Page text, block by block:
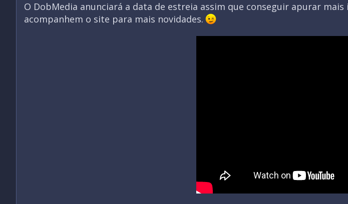
O DobMedia anunciará a data de estreia assim que conseguir apurar
acompanhem o site para mais novidades.